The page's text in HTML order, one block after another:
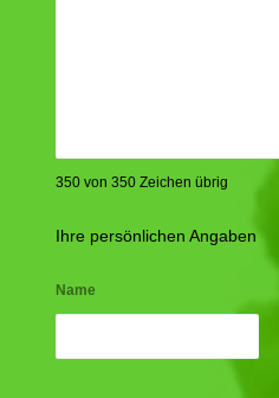
350 von 350 Zeichen übrig
Ihre persönlichen Angaben
Name